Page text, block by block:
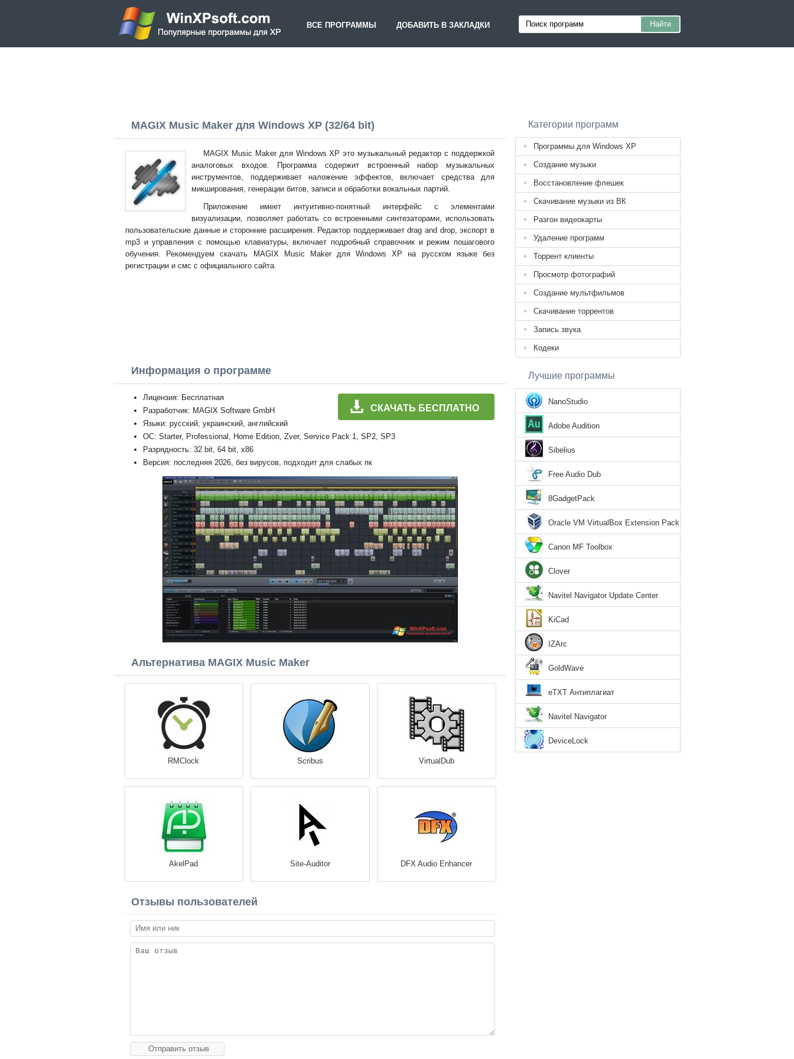
ВСЕ ПРОГРАММЫ ДОБАВИТЬ В ЗАКЛАДКИ
MAGIX Music Maker для Windows XP (32/64 bit)
MAGIX Music Maker для Windows XP это музыкальный редактор с поддержкой
аналоговых входов. Программа содержит встроенный набор музыкальных
инструментов, поддерживает наложение эффектов, включает средства для
микширования, генерации битов, записи и обработки вокальных партий.
Приложение имеет интуитивно-понятный интерфейс с элементами
визуализации, позволяет работать со встроенными синтезаторами, использовать
пользовательские данные и сторонние расширения. Редактор поддерживает drag and drop, экспорт в
mp3 и управления с помощью клавиатуры, включает подробный справочник и режим пошагового
обучения. Рекомендуем скачать MAGIX Music Maker для Windows XP на русском языке без
регистрации и смс с официального сайта.
Информация о программе
СКАЧАТЬ БЕСПЛАТНО
Лицензия: Бесплатная
Разработчик: MAGIX Software GmbH
Языки: русский, украинский, английский
ОС: Starter, Professional, Home Edition, Zver, Service Pack 1, SP2, SP3
Разрядность: 32 bit, 64 bit, x86
Версия: последняя 2026, без вирусов, подходит для слабых пк
Альтернатива MAGIX Music Maker
RMClock Scribus VirtualDub
AkelPad Site-Auditor DFX Audio Enhancer
Отзывы пользователей
Категории программ
Программы для Windows XP
Создание музыки
Восстановление флешек
Скачивание музыки из ВК
Разгон видеокарты
Удаление программ
Торрент клиенты
Просмотр фотографий
Создание мультфильмов
Скачивание торрентов
Запись звука
Кодеки
Лучшие программы
NanoStudio
Adobe Audition
Sibelius
Free Audio Dub
8GadgetPack
Oracle VM VirtualBox Extension Pack
Canon MF Toolbox
Clover
Navitel Navigator Update Center
KiCad
IZArc
GoldWave
eTXT Антиплагиат
Navitel Navigator
DeviceLock